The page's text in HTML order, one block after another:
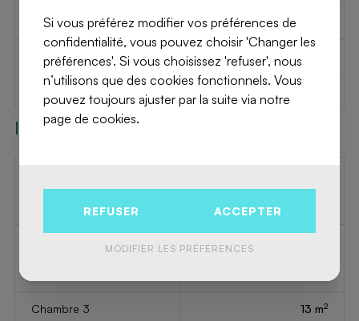
Surface terrasse 1
Année de construction 2000
Intérieur
Nombre de salles d’eau
Chambre 3 13 m2
Si vous préférez modifier vos préférences de
confidentialité, vous pouvez choisir 'Changer les
préférences'. Si vous choisissez 'refuser', nous
n’utilisons que des cookies fonctionnels. Vous
pouvez toujours ajuster par la suite via notre
page de cookies.
REFUSER ACCEPTER
MODIFIER LES PRÉFÉRENCES